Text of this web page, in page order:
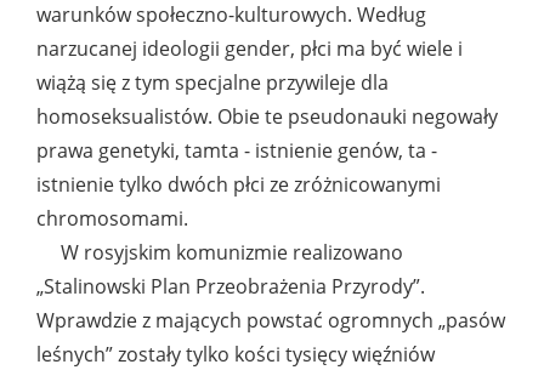
warunków społeczno-kulturowych. Według
narzucanej ideologii gender, płci ma być wiele i
wiążą się z tym specjalne przywileje dla
homoseksualistów. Obie te pseudonauki negowały
prawa genetyki, tamta - istnienie genów, ta -
istnienie tylko dwóch płci ze zróżnicowanymi
chromosomami.
W rosyjskim komunizmie realizowano
„Stalinowski Plan Przeobrażenia Przyrody”.
Wprawdzie z mających powstać ogromnych „pasów
leśnych” zostały tylko kości tysięcy więźniów